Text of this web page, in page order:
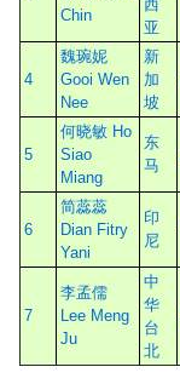
Chin
西
亚
4
魏琬妮
Gooi Wen
Nee
新
加
坡
5
何晓敏 Ho
Siao
Miang
东
马
6
简蕊蕊
Dian Fitry
Yani
印
尼
7
李孟儒
Lee Meng
Ju
中
华
台
北